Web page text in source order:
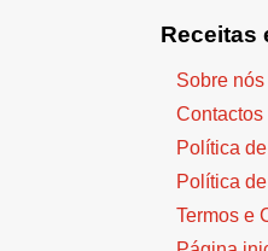
Receitas
Sobre nós
Contactos
Política
Política
Termos e